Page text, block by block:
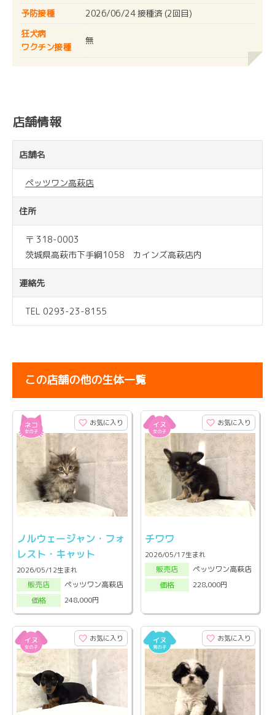
予防接種
2026/06/24 接種済 (2回目)
狂犬病
ワクチン接種
無
店舗情報
店舗名
ペッツワン高萩店
住所
〒 318-0003
茨城県高萩市下手綱1058 カインズ高萩店内
連絡先
TEL 0293-23-8155
この店舗の他の生体一覧
お気に入り
ノルウェージャン・フォ
レスト・キャット
2026/05/12生まれ
販売店
ペッツワン高萩店
価格
248,000円
お気に入り
チワワ
2026/05/17生まれ
販売店
ペッツワン高萩店
価格
228,000円
お気に入り お気に入り